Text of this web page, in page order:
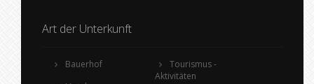
Art der Unterkunft
Bauerhof
Tourismus -
Aktivitäten